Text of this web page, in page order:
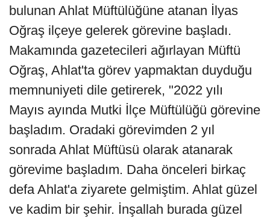
bulunan Ahlat Müftülüğüne atanan İlyas
Oğraş ilçeye gelerek görevine başladı.
Makamında gazetecileri ağırlayan Müftü
Oğraş, Ahlat'ta görev yapmaktan duyduğu
memnuniyeti dile getirerek, "2022 yılı
Mayıs ayında Mutki İlçe Müftülüğü görevine
başladım. Oradaki görevimden 2 yıl
sonrada Ahlat Müftüsü olarak atanarak
görevime başladım. Daha önceleri birkaç
defa Ahlat'a ziyarete gelmiştim. Ahlat güzel
ve kadim bir şehir. İnşallah burada güzel